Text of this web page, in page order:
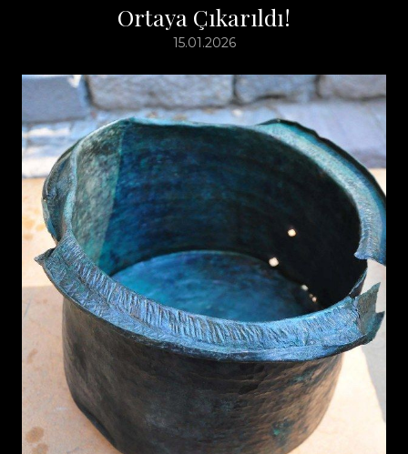
Ortaya Çıkarıldı!
15.01.2026